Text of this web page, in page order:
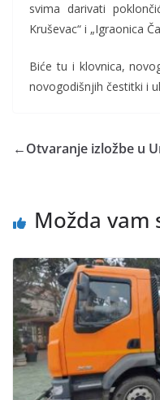
svima darivati
Kruševac“ i „Igraonica
Biće tu i klovnica,
novogodišnjih čestitki i
←Otvaranje izložbe u
Možda vam